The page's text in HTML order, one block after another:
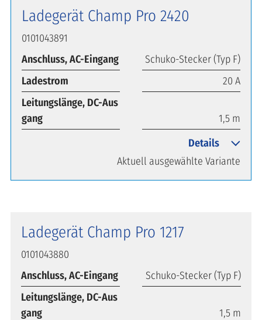
Ladegerät Champ Pro 2420
0101043891
Anschluss, AC-Eingang
Schuko-Stecker (Typ F)
Ladestrom
20 A
Leitungslänge, DC-Aus
gang
1,5 m
Aktuell ausgewählte Variante
Details
Ladegerät Champ Pro 1217
0101043880
Anschluss, AC-Eingang
Schuko-Stecker (Typ F)
Leitungslänge, DC-Aus
gang
1,5 m